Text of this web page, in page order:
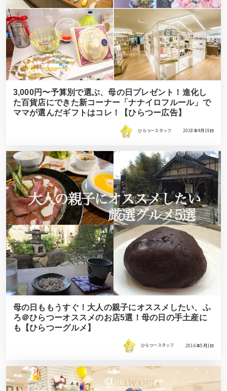
3,000円〜予算別で選ぶ、母の日プレゼント！進化し
た百貨店にできた新コーナー「ナナイロフルール」で
ママが選んだギフトはコレ！【ひらつー広告】
ひらつースタッフ 2018年4月19日
母の日ももうすぐ！大人の親子にオススメしたい、ふ
ろ＠ひらつーオススメのお店5選！母の日の手土産に
も【ひらつーグルメ】
ひらつースタッフ 2016年5月1日